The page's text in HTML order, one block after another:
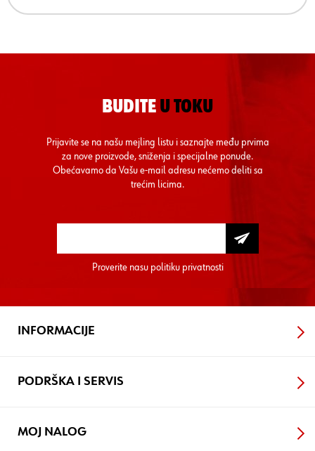
BUDITE U TOKU
Prijavite se na našu mejling listu i saznajte među prvima
za nove proizvode, sniženja i specijalne ponude.
Obećavamo da Vašu e-mail adresu nećemo deliti sa
trećim licima.
Proverite nasu politiku privatnosti
INFORMACIJE
PODRŠKA I SERVIS
MOJ NALOG